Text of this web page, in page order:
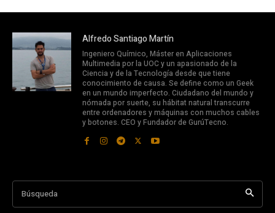
Alfredo Santiago Martín
Ingeniero Químico, Máster en Aplicaciones
Multimedia por la UOC y un apasionado de la
Ciencia y de la Tecnología desde que tiene
conocimiento de causa. Se define como un Geek
en un mundo imperfecto. Ciudadano del mundo y
nómada por suerte, su hábitat natural transcurre
entre ordenadores y máquinas con muchos cables
y botones. CEO y Fundador de GurúTecno.
Búsqueda